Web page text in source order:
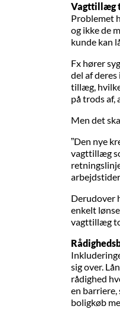
Vagttillæg
Problemet
og ikke de
kunde kan
Fx hører
del af
tillæg,
på trods af,
Men det
”Den nye
vagttillæg
Derudover
enkelt
vagttillæg
sig over.
rådighed
en
boligkøb